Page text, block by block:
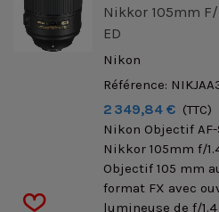
Nikkor 105mm F/
ED
Nikon
Référence:
2 349,84 € (TTC)
Nikon Objectif AF-
Nikkor 105mm f/
Objectif 105 mm
format FX avec
lumineuse de f/